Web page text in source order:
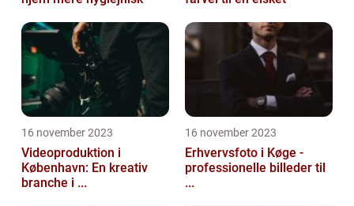
16 november 2023
Videoproduktion i
København: En kreativ
branche i ...
16 november 2023
Erhvervsfoto i Køge -
professionelle billeder til
...